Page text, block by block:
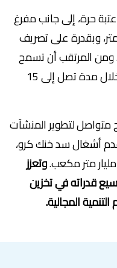
حرة، إلى جانب مفرغ
قناة بقطر 1500 مليمتر، وبقدرة على تصريف
ومن المرتقب أن تسمح
هذه التجهيزات بإفراغ حقينة السد خلال مدة تصل إلى 15
لتطوير المنشآت
أشغال سد خنك كرو،
وتعزز
قدراته في تخزين
المجالية.